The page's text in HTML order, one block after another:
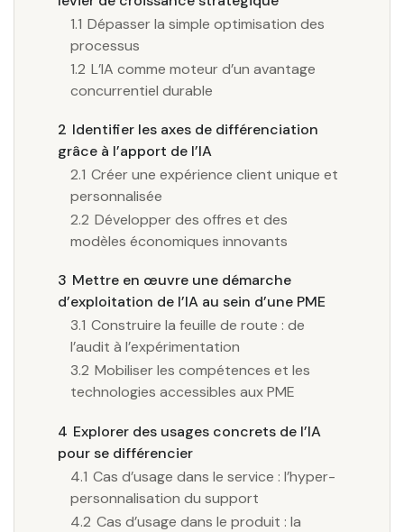
1.1 Dépasser la simple optimisation des
processus
1.2 L’IA comme moteur d’un avantage
concurrentiel durable
2 Identifier les axes de différenciation
grâce à l’apport de l’IA
2.1 Créer une expérience client unique et
personnalisée
2.2 Développer des offres et des
modèles économiques innovants
3 Mettre en œuvre une démarche
d’exploitation de l’IA au sein d’une PME
3.1 Construire la feuille de route : de
l’audit à l’expérimentation
3.2 Mobiliser les compétences et les
technologies accessibles aux PME
4 Explorer des usages concrets de l’IA
pour se différencier
4.1 Cas d’usage dans le service : l’hyper-
personnalisation du support
4.2 Cas d’usage dans le produit : la